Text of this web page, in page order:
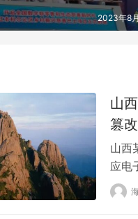
2023年8
山
篡
山西
应电
亲”